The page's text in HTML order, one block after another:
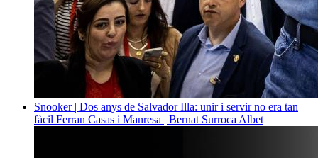
Snooker | Dos anys de Salvador Illa: unir i servir no era tan
fàcil Ferran Casas i Manresa | Bernat Surroca Albet